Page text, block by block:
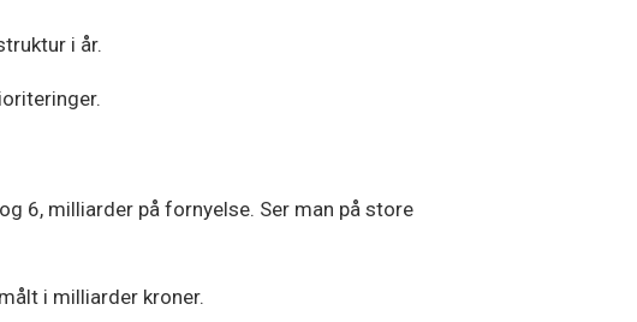
i år.
6, milliarder på fornyelse. Ser man på store
i milliarder kroner.